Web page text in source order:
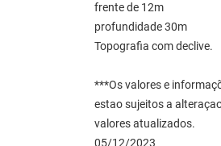
frente de 12m
profundidade 30m
Topografia com declive.
***Os valores e
estao sujeitos a
valores atualizados.